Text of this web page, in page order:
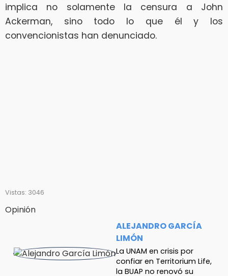
implica no solamente la censura a John
Ackerman, sino todo lo que él y los
convencionistas han denunciado.
Vistas: 3046
Opinión
ALEJANDRO GARCÍA
LIMÓN
La UNAM en crisis por
confiar en Territorium Life,
la BUAP no renovó su